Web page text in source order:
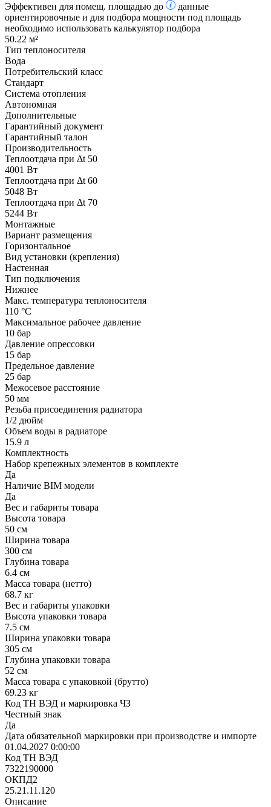
Эффективен для помещ. площадью до
данные
ориентировочные и для подбора мощности под площадь
необходимо использовать калькулятор подбора
50.22 м²
Тип теплоносителя
Вода
Потребительский класс
Стандарт
Система отопления
Автономная
Дополнительные
Гарантийный документ
Гарантийный талон
Производительность
Теплоотдача при Δt 50
4001 Вт
Теплоотдача при Δt 60
5048 Вт
Теплоотдача при Δt 70
5244 Вт
Монтажные
Вариант размещения
Горизонтальное
Вид установки (крепления)
Настенная
Тип подключения
Нижнее
Макс. температура теплоносителя
110 °С
Максимальное рабочее давление
10 бар
Давление опрессовки
15 бар
Предельное давление
25 бар
Межосевое расстояние
50 мм
Резьба присоединения радиатора
1/2 дюйм
Объем воды в радиаторе
15.9 л
Комплектность
Набор крепежных элементов в комплекте
Да
Наличие BIM модели
Да
Вес и габариты товара
Высота товара
50 см
Ширина товара
300 см
Глубина товара
6.4 см
Масса товара (нетто)
68.7 кг
Вес и габариты упаковки
Высота упаковки товара
7.5 см
Ширина упаковки товара
305 см
Глубина упаковки товара
52 см
Масса товара с упаковкой (брутто)
69.23 кг
Код ТН ВЭД и маркировка ЧЗ
Честный знак
Да
Дата обязательной маркировки при производстве и импорте
01.04.2027 0:00:00
Код ТН ВЭД
7322190000
ОКПД2
25.21.11.120
Описание